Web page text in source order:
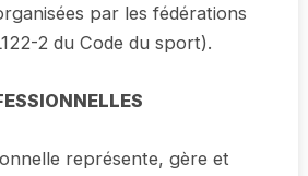
par les fédérations
2 du Code du sport).
représente, gère et